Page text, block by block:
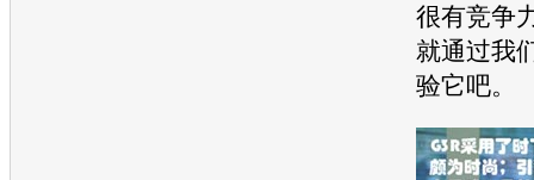
很有竞争
就通过我
验它吧。